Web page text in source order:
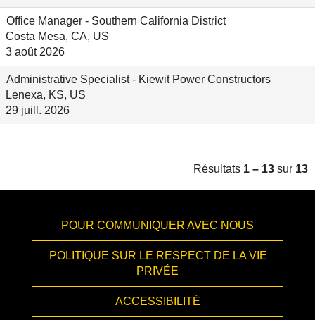
Office Manager - Southern California District
Costa Mesa, CA, US
3 août 2026
Administrative Specialist - Kiewit Power Constructors
Lenexa, KS, US
29 juill. 2026
Résultats 1 – 13 sur 13
POUR COMMUNIQUER AVEC NOUS
POLITIQUE SUR LE RESPECT DE LA VIE
PRIVÉE
ACCESSIBILITÉ